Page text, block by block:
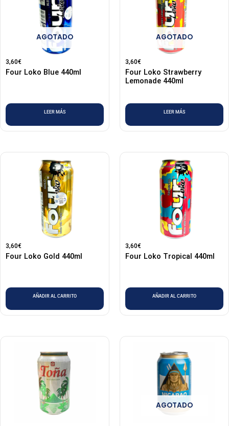
AGOTADO
3,60€
Four Loko Blue 440ml
LEER MÁS
AGOTADO
3,60€
Four Loko Strawberry
Lemonade 440ml
LEER MÁS
3,60€
Four Loko Gold 440ml
AÑADIR AL CARRITO
3,60€
Four Loko Tropical 440ml
AÑADIR AL CARRITO
AGOTADO